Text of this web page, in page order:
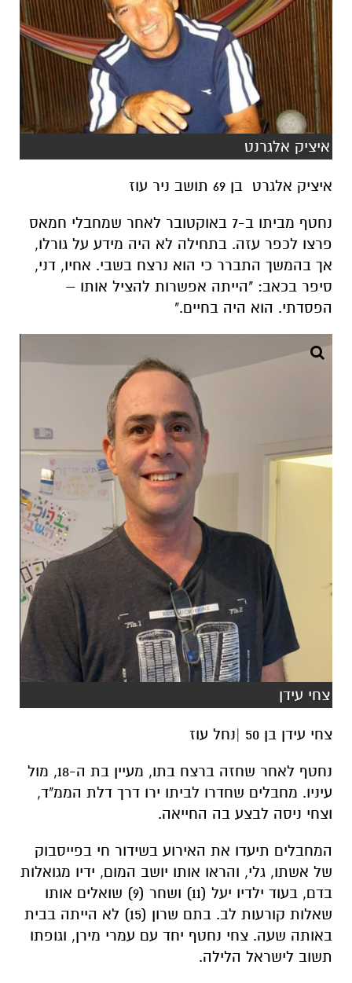
איציק אלגרנט
איציק אלגרט בן 69 תושב ניר עוז
נחטף מביתו ב-7 באוקטובר לאחר שמחבלי חמאס
פרצו לכפר עזה. בתחילה לא היה מידע על גורלו,
אך בהמשך התברר כי הוא נרצח בשבי. אחיו, דני,
סיפר בכאב: "הייתה אפשרות להציל אותו –
הפסדתי. הוא היה בחיים."
צחי עידן
צחי עידן בן 50 |נחל עוז
נחטף לאחר שחזה ברצח בתו, מעיין בת ה-18, מול
עיניו. מחבלים שחדרו לביתו ירו דרך דלת הממ"ד,
וצחי ניסה לבצע בה החייאה.
המחבלים תיעדו את האירוע בשידור חי בפייסבוק
של אשתו, גלי, והראו אותו יושב המום, ידיו מגואלות
בדם, בעוד ילדיו יעל (11) ושחר (9) שואלים אותו
שאלות קורעות לב. בתם שרון (15) לא הייתה בבית
באותה שעה. צחי נחטף יחד עם עמרי מירן, וגופתו
תשוב לישראל הלילה.